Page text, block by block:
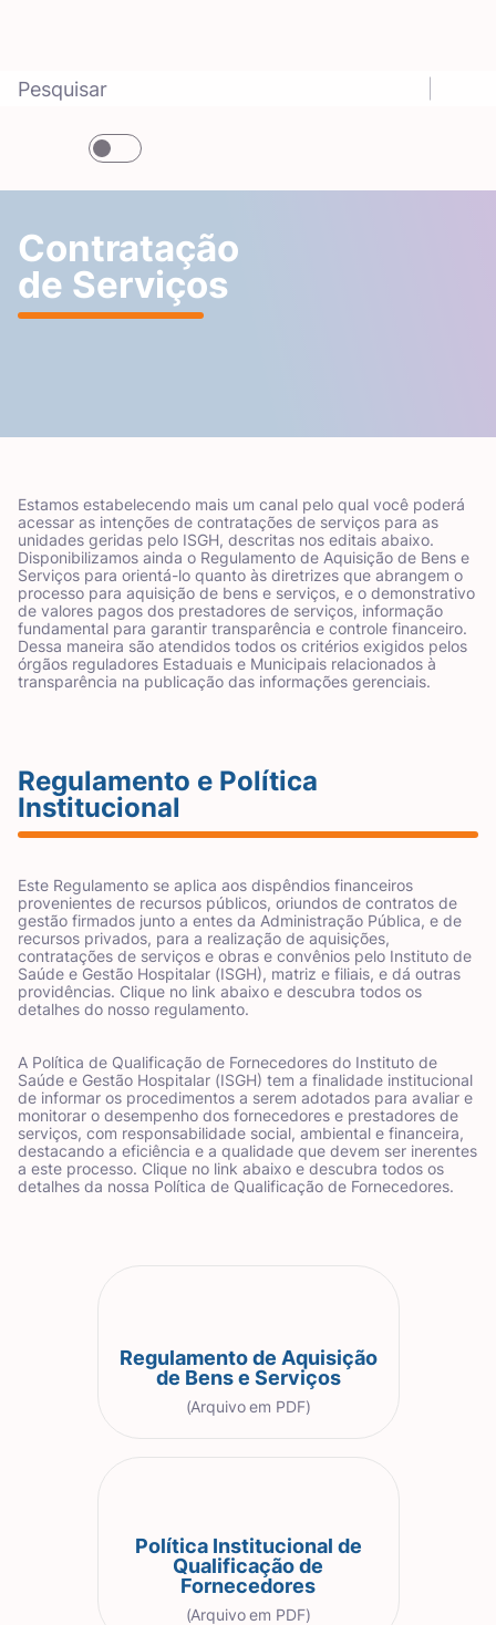
Contratação
de Serviços
Estamos estabelecendo mais um canal pelo qual você poderá
acessar as intenções de contratações de serviços para as
unidades geridas pelo ISGH, descritas nos editais abaixo.
Disponibilizamos ainda o Regulamento de Aquisição de Bens e
Serviços para orientá-lo quanto às diretrizes que abrangem o
processo para aquisição de bens e serviços, e o demonstrativo
de valores pagos dos prestadores de serviços, informação
fundamental para garantir transparência e controle financeiro.
Dessa maneira são atendidos todos os critérios exigidos pelos
órgãos reguladores Estaduais e Municipais relacionados à
transparência na publicação das informações gerenciais.
Regulamento e Política
Institucional
Este Regulamento se aplica aos dispêndios financeiros
provenientes de recursos públicos, oriundos de contratos de
gestão firmados junto a entes da Administração Pública, e de
recursos privados, para a realização de aquisições,
contratações de serviços e obras e convênios pelo Instituto de
Saúde e Gestão Hospitalar (ISGH), matriz e filiais, e dá outras
providências. Clique no link abaixo e descubra todos os
detalhes do nosso regulamento.
A Política de Qualificação de Fornecedores do Instituto de
Saúde e Gestão Hospitalar (ISGH) tem a finalidade institucional
de informar os procedimentos a serem adotados para avaliar e
monitorar o desempenho dos fornecedores e prestadores de
serviços, com responsabilidade social, ambiental e financeira,
destacando a eficiência e a qualidade que devem ser inerentes
a este processo. Clique no link abaixo e descubra todos os
detalhes da nossa Política de Qualificação de Fornecedores.
Regulamento de Aquisição
de Bens e Serviços
(Arquivo em PDF)
Política Institucional de
Qualificação de
Fornecedores
(Arquivo em PDF)